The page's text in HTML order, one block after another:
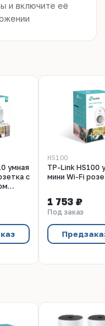
и включите её
умная
с
HS100
TP-Link HS100
мини Wi-Fi
1 753 ₽
Под заказ